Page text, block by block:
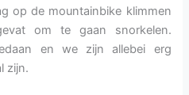
op de mountainbike klimmen
om te gaan snorkelen.
en we zijn allebei erg
zijn.